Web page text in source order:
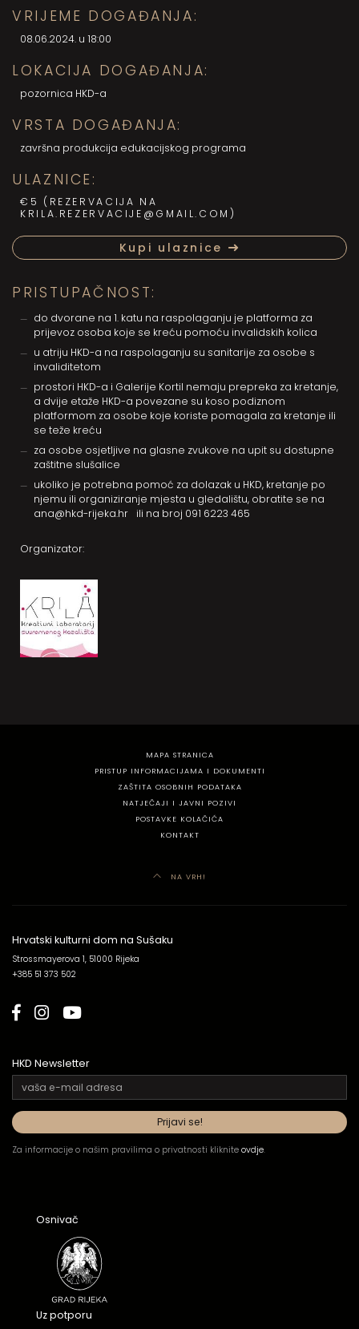
VRIJEME DOGAĐANJA:
08.06.2024. u 18:00
LOKACIJA DOGAĐANJA:
pozornica HKD-a
VRSTA DOGAĐANJA:
završna produkcija edukacijskog programa
ULAZNICE:
€5 (REZERVACIJA NA
KRILA.REZERVACIJE@GMAIL.COM)
Kupi ulaznice
PRISTUPAČNOST:
do dvorane na 1. katu na raspolaganju je platforma za
prijevoz osoba koje se kreću pomoću invalidskih kolica
u atriju HKD-a na raspolaganju su sanitarije za osobe s
invaliditetom
prostori HKD-a i Galerije Kortil nemaju prepreka za kretanje,
a dvije etaže HKD-a povezane su koso podiznom
platformom za osobe koje koriste pomagala za kretanje ili
se teže kreću
za osobe osjetljive na glasne zvukove na upit su dostupne
zaštitne slušalice
ukoliko je potrebna pomoć za dolazak u HKD, kretanje po
njemu ili organiziranje mjesta u gledalištu, obratite se na
ana@hkd-rijeka.hr
ili na broj 091 6223 465
Organizator:
MAPA STRANICA
PRISTUP INFORMACIJAMA I DOKUMENTI
ZAŠTITA OSOBNIH PODATAKA
NATJEČAJI I JAVNI POZIVI
POSTAVKE KOLAČIĆA
KONTAKT
NA VRH!
Hrvatski kulturni dom na Sušaku
Strossmayerova 1, 51000 Rijeka
+385 51 373 502
HKD Newsletter
Za informacije o našim pravilima o privatnosti kliknite ovdje.
Osnivač
Uz potporu